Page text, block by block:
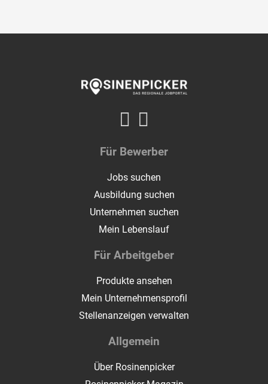
Für Bewerber
Jobs suchen
Ausbildung suchen
Unternehmen suchen
Mein Lebenslauf
Für Arbeitgeber
Produkte ansehen
Mein Unternehmensprofil
Stellenanzeigen verwalten
Allgemein
Über Rosinenpicker